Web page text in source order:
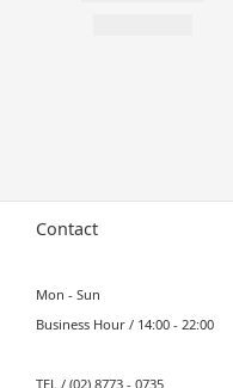
Contact
Mon - Sun
Business Hour / 14:00 - 22:00
TEL / (02) 8773 - 0735